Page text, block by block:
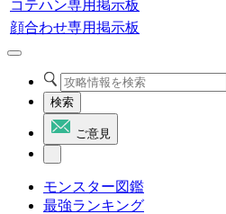
コテハン専用掲示板
顔合わせ専用掲示板
検索
ご意見
モンスター図鑑
最強ランキング